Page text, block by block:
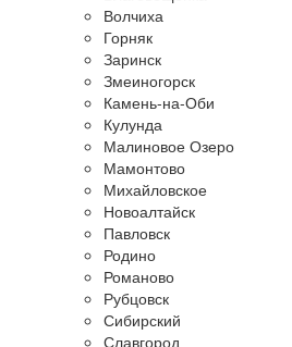
Волчиха
Горняк
Заринск
Змеиногорск
Камень-на-Оби
Кулунда
Малиновое Озеро
Мамонтово
Михайловское
Новоалтайск
Павловск
Родино
Романово
Рубцовск
Сибирский
Славгород